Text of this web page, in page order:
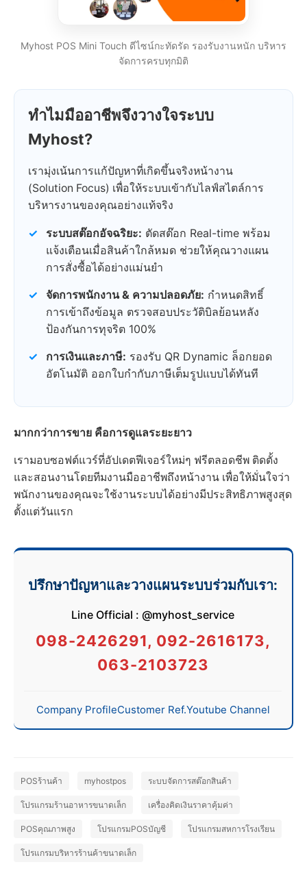
Myhost POS Mini Touch ดีไซน์กะทัดรัด รองรับงานหนัก บริหาร
จัดการครบทุกมิติ
ทำไมมืออาชีพจึงวางใจระบบ
Myhost?
เรามุ่งเน้นการแก้ปัญหาที่เกิดขึ้นจริงหน้างาน
(Solution Focus) เพื่อให้ระบบเข้ากับไลฟ์สไตล์การ
บริหารงานของคุณอย่างแท้จริง
✓ ระบบสต๊อกอัจฉริยะ: ตัดสต๊อก Real-time พร้อม
แจ้งเตือนเมื่อสินค้าใกล้หมด ช่วยให้คุณวางแผน
การสั่งซื้อได้อย่างแม่นยำ
✓
จัดการพนักงาน & ความปลอดภัย: กำหนดสิทธิ์
การเข้าถึงข้อมูล ตรวจสอบประวัติบิลย้อนหลัง
ป้องกันการทุจริต 100%
✓
การเงินและภาษี: รองรับ QR Dynamic ล็อกยอด
อัตโนมัติ ออกใบกำกับภาษีเต็มรูปแบบได้ทันที
มากกว่าการขาย คือการดูแลระยะยาว
เรามอบซอฟต์แวร์ที่อัปเดตฟีเจอร์ใหม่ๆ ฟรีตลอดชีพ ติดตั้ง
และสอนงานโดยทีมงานมืออาชีพถึงหน้างาน เพื่อให้มั่นใจว่า
พนักงานของคุณจะใช้งานระบบได้อย่างมีประสิทธิภาพสูงสุด
ตั้งแต่วันแรก
ปรึกษาปัญหาและวางแผนระบบร่วมกับเรา:
Line Official : @myhost_service
098-2426291, 092-2616173,
063-2103723
Company ProfileCustomer Ref.Youtube Channel
POSร้านค้า myhostpos ระบบจัดการสต๊อกสินค้า
โปรแกรมร้านอาหารขนาดเล็ก เครื่องคิดเงินราคาคุ้มค่า
POSคุณภาพสูง โปรแกรมPOSบัญชี โปรแกรมสหการโรงเรียน
โปรแกรมบริหารร้านค้าขนาดเล็ก